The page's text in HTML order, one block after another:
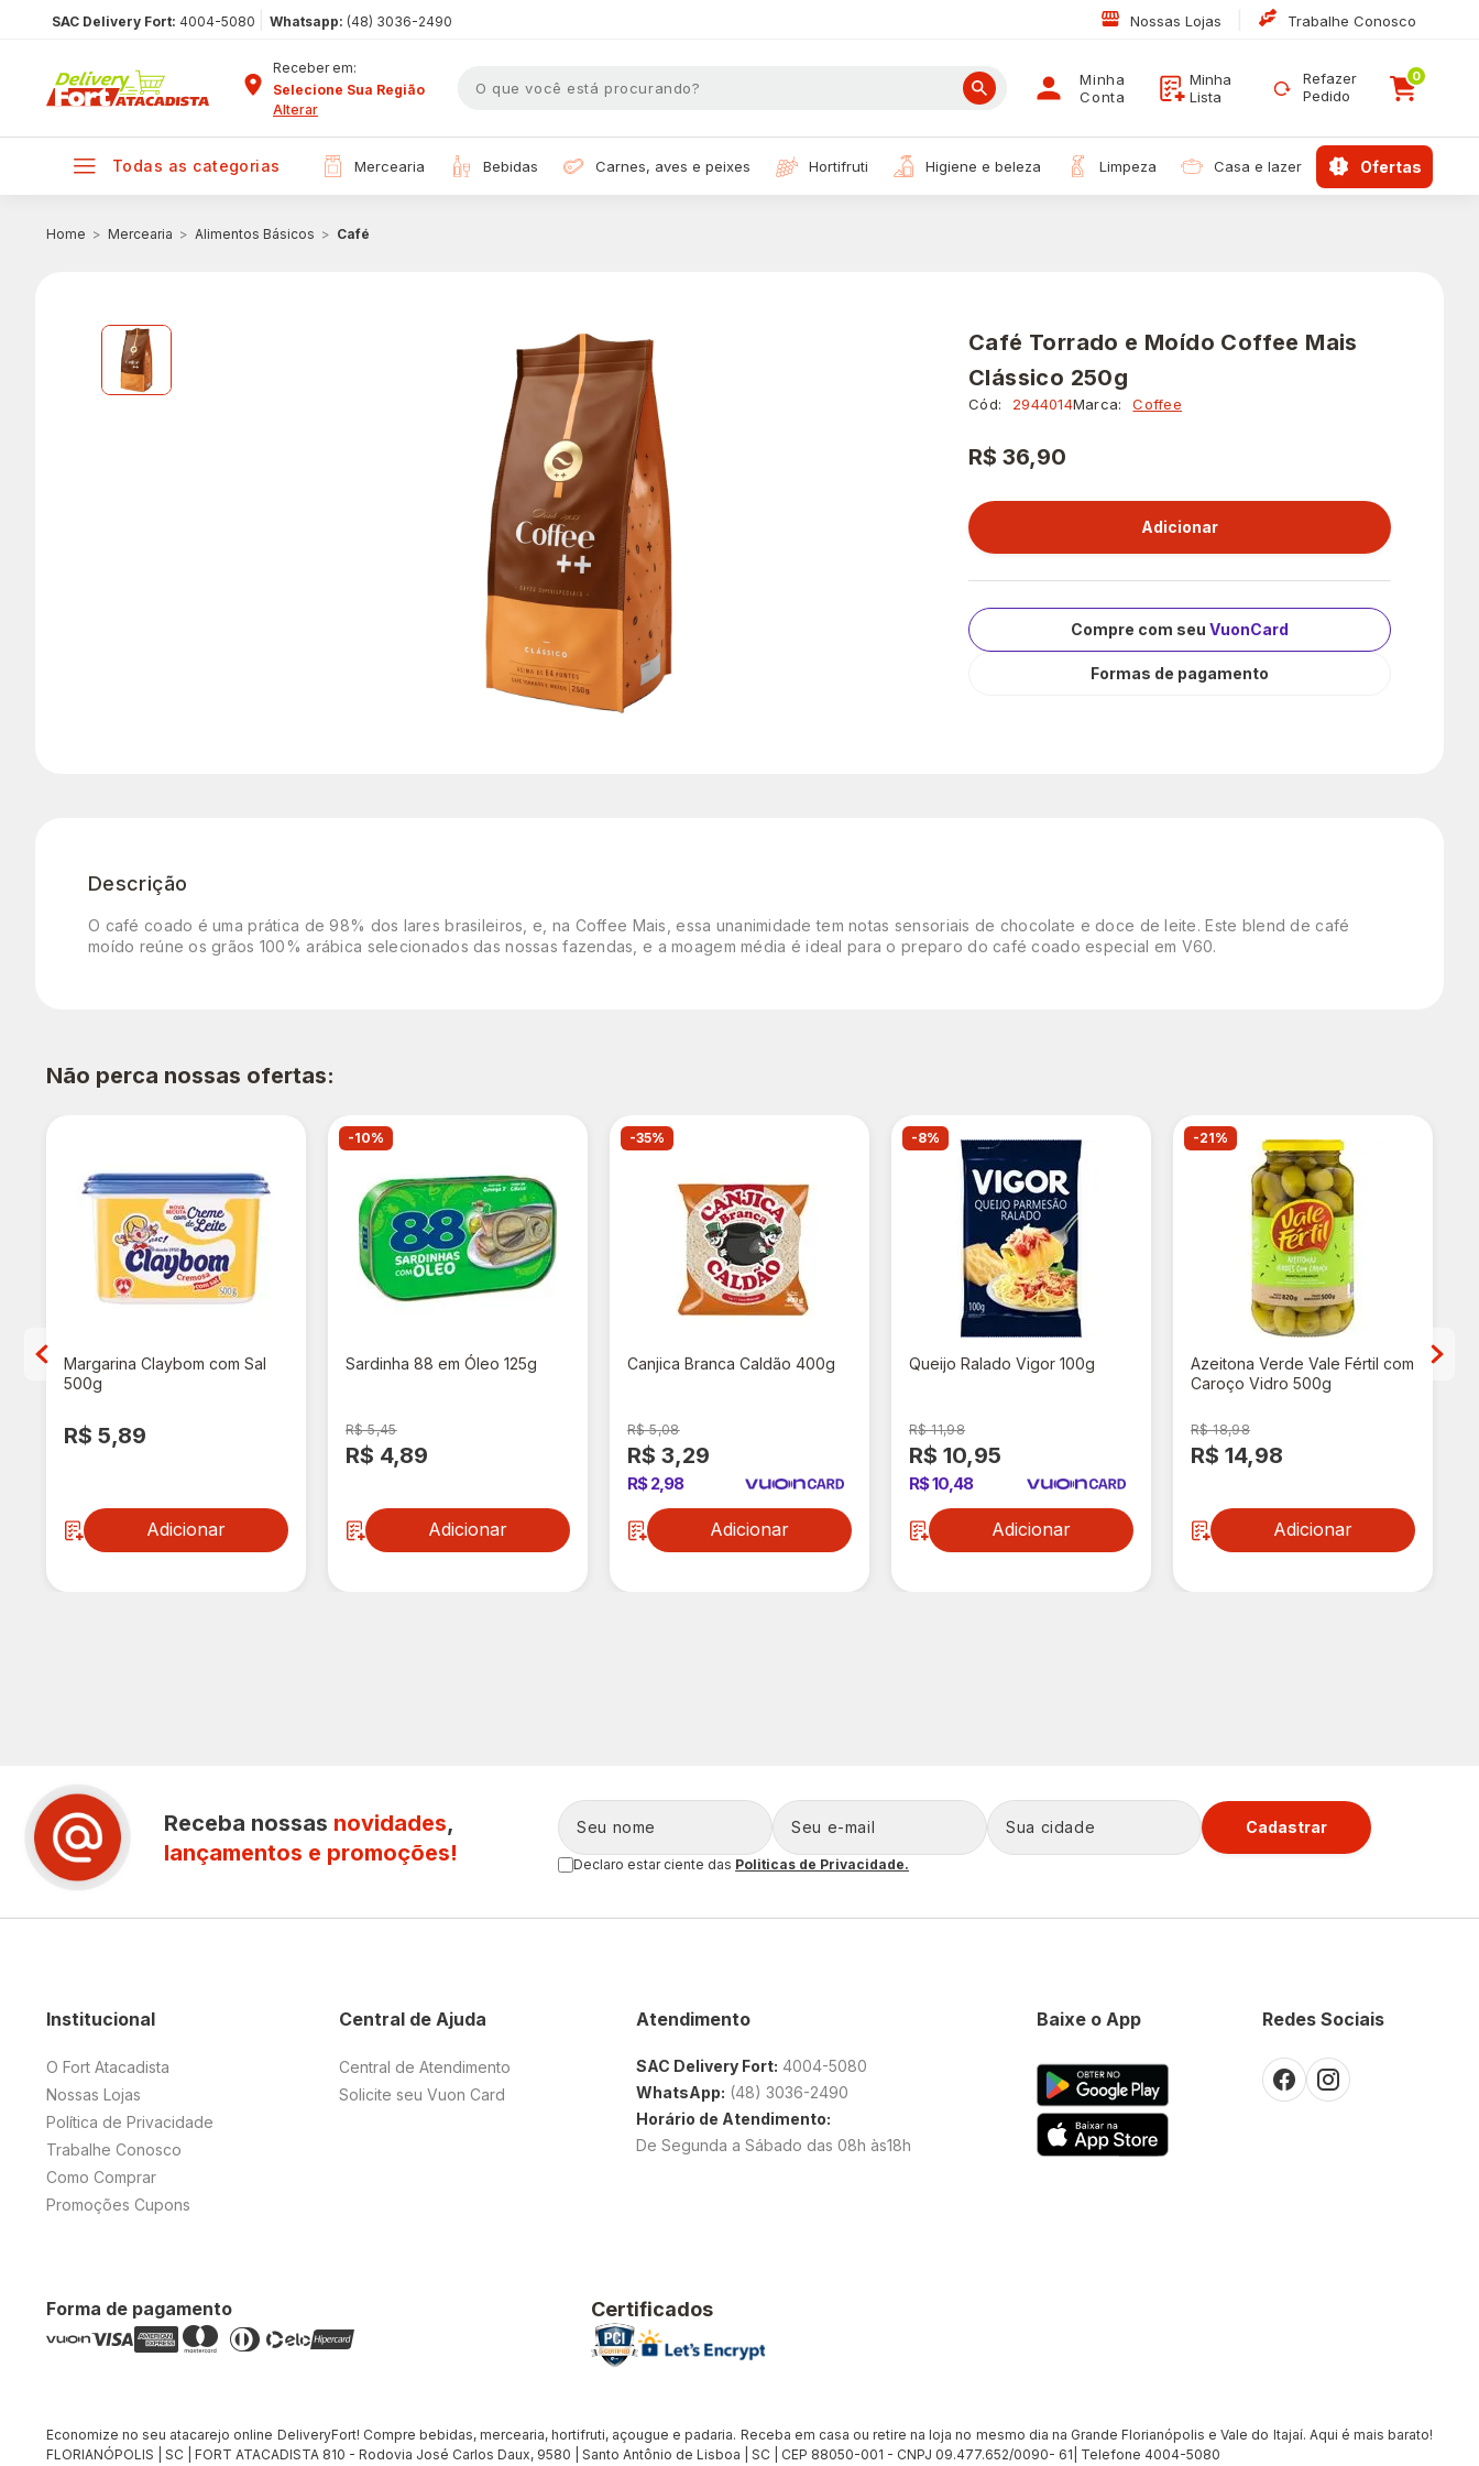
SAC Delivery Fort: 4004-5080 Whatsapp: (48) 3036-2490 Nossas Lojas Trabalhe Conosco
Receber em:
Selecione Sua Região
Alterar
Minha
Conta
Minha
Lista
Refazer
Pedido
0
todas as categorias mercearia bebidas carnes, aves e peixes hortifruti higiene e beleza limpeza casa e lazer ofertas
Mercearia Alimentos Básicos Café
Café Torrado e Moído Coffee Mais
Clássico 250g
Cód: 2944014Marca: Coffee
R$ 36,90
Compre com seu VuonCard
Formas de pagamento
Descrição
O café coado é uma prática de 98% dos lares brasileiros, e, na Coffee Mais, essa unanimidade tem notas sensoriais de chocolate e doce de leite. Este blend de café
moído reúne os grãos 100% arábica selecionados das nossas fazendas, e a moagem média é ideal para o preparo do café coado especial em V60.
Não perca nossas ofertas:
Margarina Claybom com Sal
500g
R$ 5,89
Adicionar
-10%
Sardinha 88 em Óleo 125g
R$ 5,45
R$ 4,89
Adicionar
-35%
Canjica Branca Caldão 400g
R$ 5,08
R$ 3,29
R$ 2,98
Adicionar
-8%
Queijo Ralado Vigor 100g
R$ 11,98
R$ 10,95
R$ 10,48
Adicionar
-21%
Azeitona Verde Vale Fértil com
Caroço Vidro 500g
R$ 18,98
R$ 14,98
Adicionar
Receba nossas novidades,
lançamentos e promoções!
Cadastrar
Declaro estar ciente das Politicas de Privacidade.
Central de Ajuda
Central de Atendimento
Solicite seu Vuon Card
Institucional
O Fort Atacadista
Nossas Lojas
Política de Privacidade
Trabalhe Conosco
Como Comprar
Promoções Cupons
Atendimento
SAC Delivery Fort: 4004-5080
WhatsApp: (48) 3036-2490
Horário de Atendimento:
De Segunda a Sábado das 08h às18h
Redes Sociais
Baixe o App
Forma de pagamento Certificados
Economize no seu atacarejo online DeliveryFort! Compre bebidas, mercearia, hortifruti, açougue e padaria. Receba em casa ou retire na loja no mesmo dia na Grande Florianópolis e Vale do Itajaí. Aqui é mais barato!
FLORIANÓPOLIS | SC | FORT ATACADISTA 810 - Rodovia José Carlos Daux, 9580 | Santo Antônio de Lisboa | SC | CEP 88050-001 - CNPJ 09.477.652/0090- 61| Telefone 4004-5080